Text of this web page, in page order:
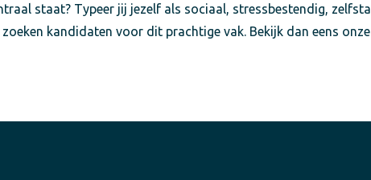
staat? Typeer jij jezelf als sociaal, stressbestendig,
kandidaten voor dit prachtige vak. Bekijk dan eens onze